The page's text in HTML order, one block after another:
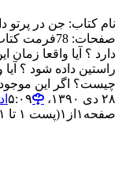
نام کتاب: جن در پرتو
دارد ؟ آیا واقعا
راستین داده شود ؟
چیست؟ اگر این
۲۸ دی ۱۳۹۰،‏ ۵:۰۹
صفحه ۱ از ۱(پست ۱ تا ۱)